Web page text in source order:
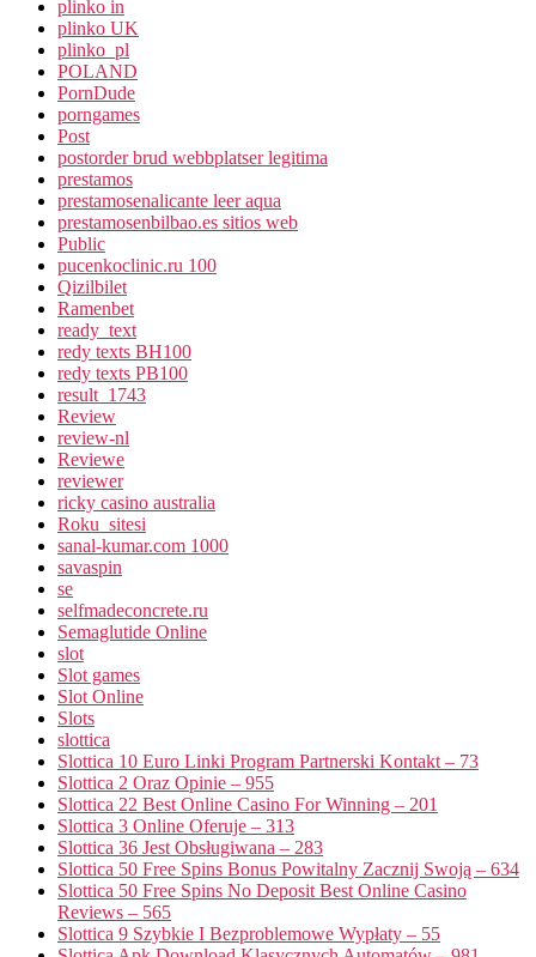
plinko in
plinko UK
plinko_pl
POLAND
PornDude
porngames
Post
postorder brud webbplatser legitima
prestamos
prestamosenalicante leer aqua
prestamosenbilbao.es sitios web
Public
pucenkoclinic.ru 100
Qizilbilet
Ramenbet
ready_text
redy texts BH100
redy texts PB100
result_1743
Review
review-nl
Reviewe
reviewer
ricky casino australia
Roku_sitesi
sanal-kumar.com 1000
savaspin
se
selfmadeconcrete.ru
Semaglutide Online
slot
Slot games
Slot Online
Slots
slottica
Slottica 10 Euro Linki Program Partnerski Kontakt – 73
Slottica 2 Oraz Opinie – 955
Slottica 22 Best Online Casino For Winning – 201
Slottica 3 Online Oferuje – 313
Slottica 36 Jest Obsługiwana – 283
Slottica 50 Free Spins Bonus Powitalny Zacznij Swoją – 634
Slottica 50 Free Spins No Deposit Best Online Casino
Reviews – 565
Slottica 9 Szybkie I Bezproblemowe Wypłaty – 55